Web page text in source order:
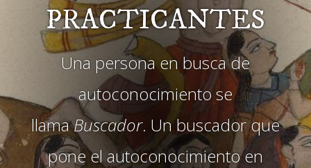
PRACTICANTES
Una persona en busca de
autoconocimiento se
llamaBuscador. Un buscador que
pone el autoconocimiento en